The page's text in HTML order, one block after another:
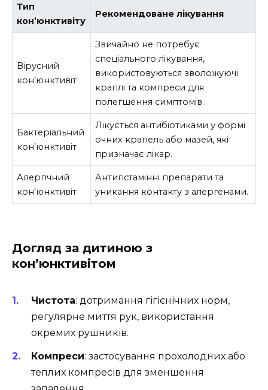
Тип
кон’юнктивіту
Рекомендоване лікування
Вірусний
кон’юнктивіт
Звичайно не потребує
спеціального лікування,
використовуються зволожуючі
краплі та компреси для
полегшення симптомів.
Бактеріальний
кон’юнктивіт
Лікується антибіотиками у формі
очних крапель або мазей, які
призначає лікар.
Алергічний
кон’юнктивіт
Антигістамінні препарати та
уникання контакту з алергенами.
Догляд за дитиною з
кон’юнктивітом
Чистота: дотримання гігієнічних норм,
регулярне миття рук, використання
окремих рушників.
Компреси: застосування прохолодних або
теплих компресів для зменшення